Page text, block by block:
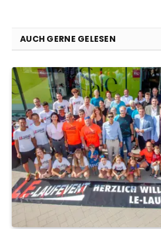
AUCH GERNE GELESEN